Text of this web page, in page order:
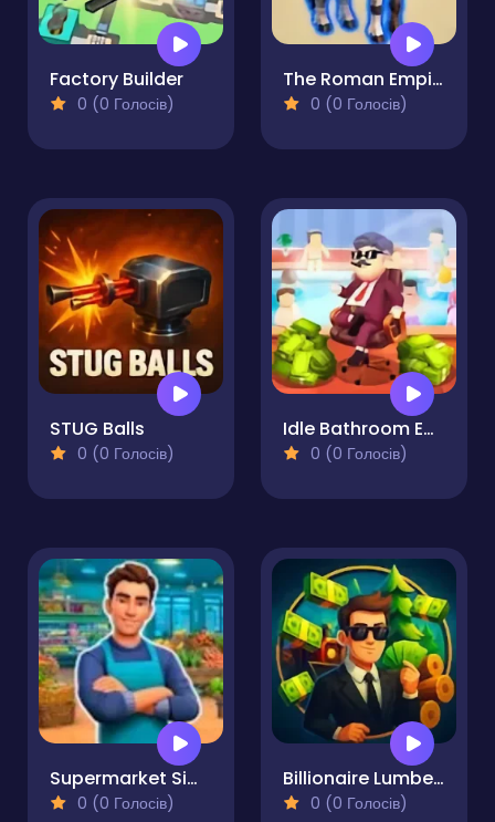
Factory Builder
0 (0 Голосів)
The Roman Empire Colosseum
0 (0 Голосів)
STUG Balls
0 (0 Голосів)
Idle Bathroom Empire Tycoon
0 (0 Голосів)
Supermarket Simulator Dream Store
0 (0 Голосів)
Billionaire Lumber Empire Idle Tycoon
0 (0 Голосів)